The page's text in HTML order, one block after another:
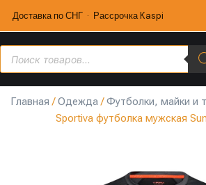
Доставка по СНГ · Рассрочка Kaspi
Главная /Одежда/Футболки, майки и
Sportiva футболка мужская